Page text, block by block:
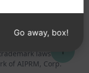
laws.
of AIPRM, Corp.
↑
Go away, box!